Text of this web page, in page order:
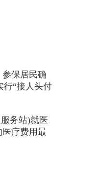
保居民确
行“接人头付
务站)就医
疗费用最